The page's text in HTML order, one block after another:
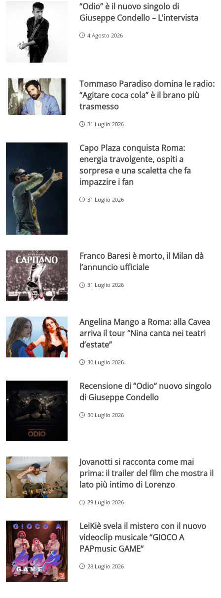
“Odio” è il nuovo singolo di
Giuseppe Condello – L’intervista
4 Agosto 2026
Tommaso Paradiso domina le radio:
“Agitare coca cola” è il brano più
trasmesso
31 Luglio 2026
Capo Plaza conquista Roma:
energia travolgente, ospiti a
sorpresa e una scaletta che fa
impazzire i fan
31 Luglio 2026
Franco Baresi è morto, il Milan dà
l’annuncio ufficiale
31 Luglio 2026
Angelina Mango a Roma: alla Cavea
arriva il tour “Nina canta nei teatri
d’estate”
30 Luglio 2026
Recensione di “Odio” nuovo singolo
di Giuseppe Condello
30 Luglio 2026
Jovanotti si racconta come mai
prima: il trailer del film che mostra il
lato più intimo di Lorenzo
29 Luglio 2026
LeiKiè svela il mistero con il nuovo
videoclip musicale “GIOCO A
PAPmusic GAME”
28 Luglio 2026